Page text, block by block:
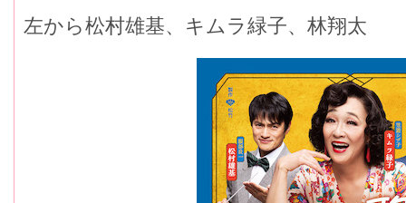
左から松村雄基、キムラ緑子、林翔太